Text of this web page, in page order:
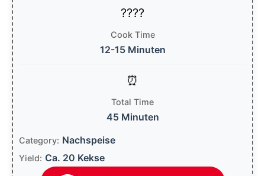
Cook Time
12-15 Minuten
Total Time
45 Minuten
Category: Nachspeise
Yield: Ca. 20 Kekse